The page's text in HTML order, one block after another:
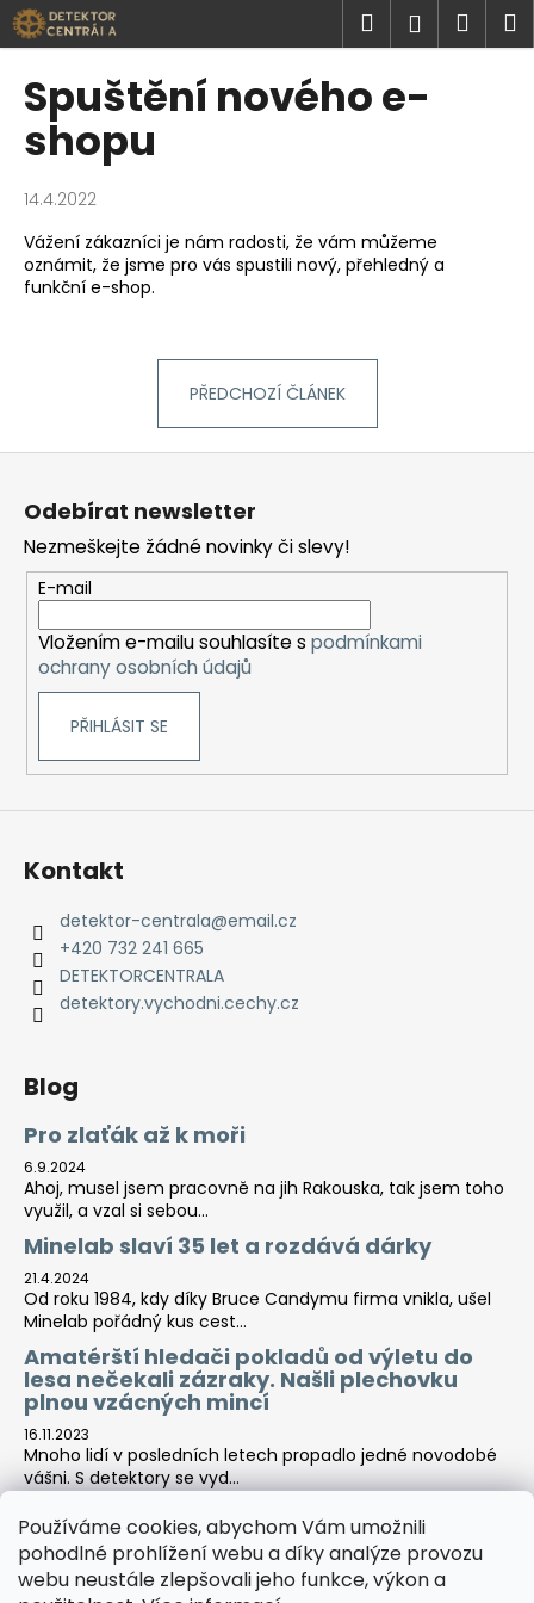
Používáme cookies, abychom Vám umožnili
pohodlné prohlížení webu a díky analýze provozu
webu neustále zlepšovali jeho funkce, výkon a
Přejít
na
obsah
Hledat
Spuštění nového e-
shopu
14.4.2022
Vážení zákazníci je nám radosti, že vám můžeme
oznámit, že jsme pro vás spustili nový, přehledný a
funkční e-shop.
PŘEDCHOZÍ ČLÁNEK
K
o
C
o
p
t
ř
e
n
a
?
HLEDAT
o
p
o
r
č
u
j
e
m
e
DETEKTOR
KOVŮ
MINELAB
VANQUISH
460
9
690
Kč
Z
Odebírat newsletter
Nezmeškejte žádné novinky či slevy!
E-mail
Vložením e-mailu souhlasíte s podmínkami
ochrany osobních údajů
PŘIHLÁSIT SE
Kontakt
detektor-centrala@email.cz
+420 732 241 665
DETEKTORCENTRALA
detektory.vychodni.cechy.cz
Blog
Pro zlaťák až k moři
6.9.2024
Ahoj, musel jsem pracovně na jih Rakouska, tak jsem toho
využil, a vzal si sebou...
Minelab slaví 35 let a rozdává dárky
21.4.2024
Od roku 1984, kdy díky Bruce Candymu firma vnikla, ušel
Minelab pořádný kus cest...
Amatérští hledači pokladů od výletu do
lesa nečekali zázraky. Našli plechovku
plnou vzácných mincí
16.11.2023
Mnoho lidí v posledních letech propadlo jedné novodobé
vášni. S detektory se vyd...
Tara-print